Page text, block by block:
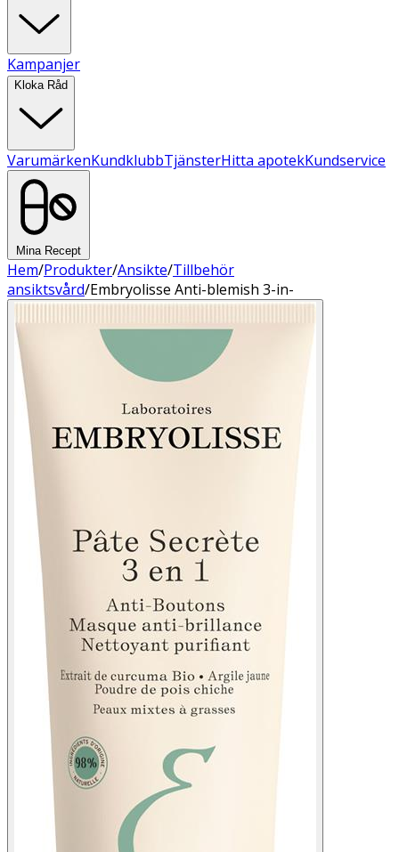
Kampanjer
Kloka Råd
VarumärkenKundklubbTjänsterHitta apotekKundservice
Mina Recept
Hem/Produkter/Ansikte/Tillbehör
ansiktsvård/Embryolisse Anti-blemish 3-in-